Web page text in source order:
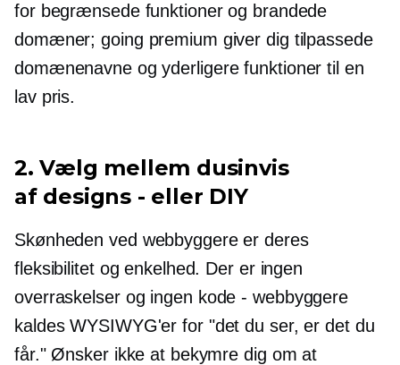
for begrænsede funktioner og brandede
domæner; going premium giver dig tilpassede
domænenavne og yderligere funktioner til en
lav pris.
2. Vælg mellem dusinvis
af designs - eller DIY
Skønheden ved webbyggere er deres
fleksibilitet og enkelhed. Der er ingen
overraskelser og ingen kode - webbyggere
kaldes WYSIWYG'er for "det du ser, er det du
får." Ønsker ikke at bekymre dig om at